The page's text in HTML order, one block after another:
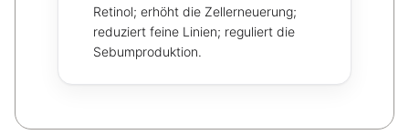
Retinol; erhöht die Zellerneuerung;
reduziert feine Linien; reguliert die
Sebumproduktion.